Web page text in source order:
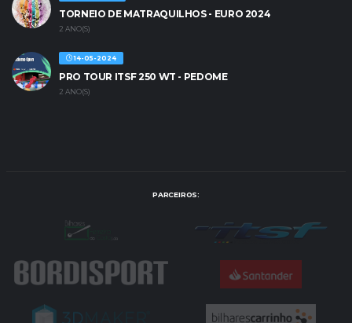
TORNEIO DE MATRAQUILHOS - EURO 2024
2 ANO(S)
14-05-2024
PRO TOUR ITSF 250 WT - PEDOME
2 ANO(S)
PARCEIROS: